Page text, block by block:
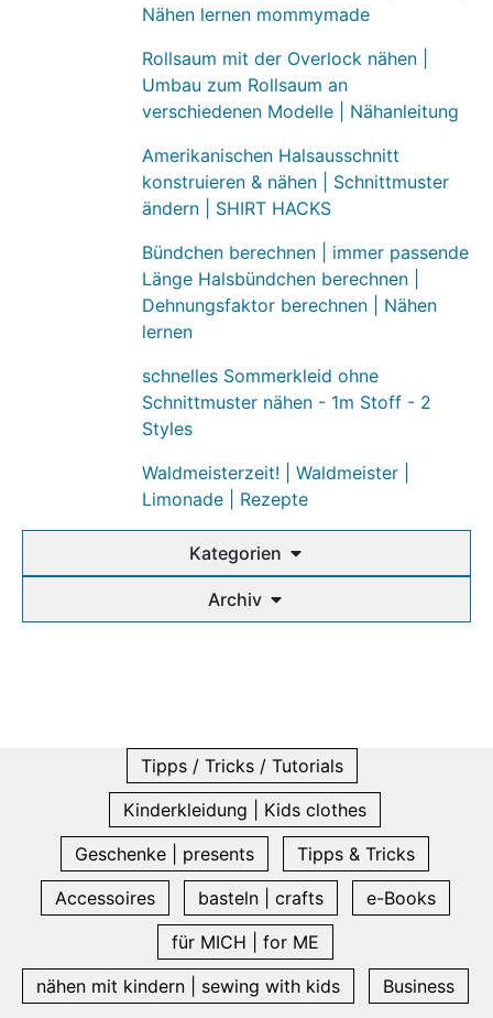
Nähen lernen mommymade
Rollsaum mit der Overlock nähen |
Umbau zum Rollsaum an
verschiedenen Modelle | Nähanleitung
Amerikanischen Halsausschnitt
konstruieren & nähen | Schnittmuster
ändern | SHIRT HACKS
Bündchen berechnen | immer passende
Länge Halsbündchen berechnen |
Dehnungsfaktor berechnen | Nähen
lernen
schnelles Sommerkleid ohne
Schnittmuster nähen - 1m Stoff - 2
Styles
Waldmeisterzeit! | Waldmeister |
Limonade | Rezepte
Kategorien
Archiv
Tipps / Tricks / Tutorials
Kinderkleidung | Kids clothes
Geschenke | presents
Tipps & Tricks
Accessoires
basteln | crafts
e-Books
für MICH | for ME
nähen mit kindern | sewing with kids
Business